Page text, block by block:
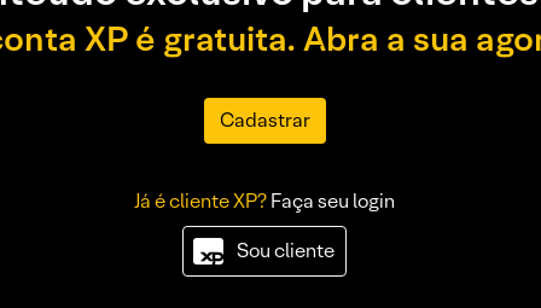
XP é gratuita. Abra a sua
Cadastrar
Já é cliente XP?Faça seu login
Sou cliente